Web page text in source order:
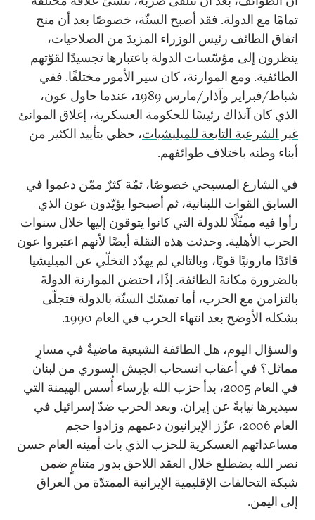
تمامًا مع الدولة. فقد أصبح السنّة، خصوصًا بعد أن منح
اتفاق الطائف رئيس الوزراء المزيدَ من الصلاحيات،
ينظرون إلى مؤسّسات الدولة باعتبارها تجسيدًا لقوّتهم
الطائفية. ومع الموارنة، كان سير الأمور مختلفًا. ففي
شباط/فبراير وآذار/مارس 1989، عندما حاول عون،
الذي كان آنذاك رئيسًا للحكومة العسكرية، إغلاق الموانئ
غير الشرعية التابعة للميليشيات، حظي بتأييد الكثير من
أبناء وطنه باختلاف طوائفهم.
في الشارع المسيحي خصوصًا، ثمّة كثرٌ ممّن دعموا في
السابق القوات اللبنانية، ثم أصبحوا يؤيّدون عون الذي
رأوا فيه ممثّلًا للدولة التي كانوا يتوقون إليها خلال سنوات
الحرب الأهلية. وحدثت هذه النقلة أيضًا لأنهم اعتبروا عون
قائدًا مارونيًا قويًا، وبالتالي لم يهدّد التخلّي عن الميليشيا
بالضرورة مكانةَ الطائفة. إذًا، احتضن الموارنة الدولةَ
بالتزامن مع الحرب، أما تمسّك السنّة بالدولة فتجلّى
بشكله الأوضح بعد انتهاء الحرب في العام 1990.
والسؤال اليوم، هل الطائفة الشيعية ماضيةٌ في مسارٍ
مماثل؟ في أعقاب انسحاب الجيش السوري من لبنان
في العام 2005، بدأ حزب الله بإرساء أُسس الهيمنة التي
سيديرها نيابةً عن إيران. وبعد الحرب ضدّ إسرائيل في
العام 2006، عزّز الإيرانيون دعمهم وزادوا حجم
مساعداتهم العسكرية للحزب الذي بات أمينه العام حسن
نصر الله يضطلع خلال العقد اللاحق بدور متنامٍ ضمن
شبكة التحالفات الإقليمية الإيرانية الممتدّة من العراق
إلى اليمن.